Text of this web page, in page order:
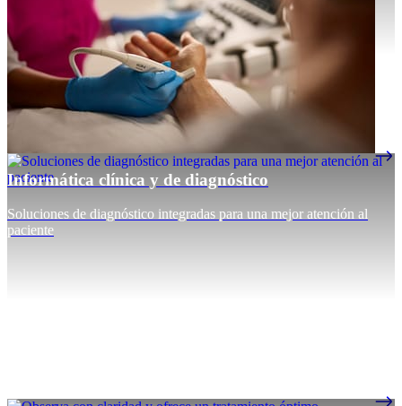
Informática clínica y de diagnóstico
Soluciones de diagnóstico integradas para una mejor atención al
paciente